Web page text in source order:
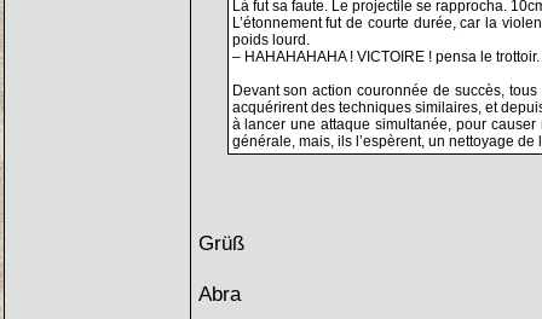
Là fut sa faute. Le projectile se rapprocha.
L’étonnement fut de courte durée, car la
poids lourd.
– HAHAHAHAHA ! VICTOIRE ! pensa le trottoir.
Devant son action couronnée de succès,
acquérirent des techniques similaires, et
à lancer une attaque simultanée, pour
générale, mais, ils l’espèrent, un nettoyage de
Grüß
Abra